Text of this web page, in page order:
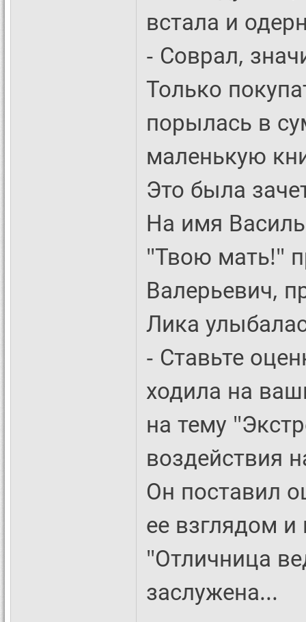
встала и
- Соврал,
Только
порылась в
маленькую
Это была
На имя
"Твою мать!"
Валерьевич,
Лика
- Ставьте
ходила на
на тему
воздействия
Он поставил
ее взглядом
"Отличница
заслужена...